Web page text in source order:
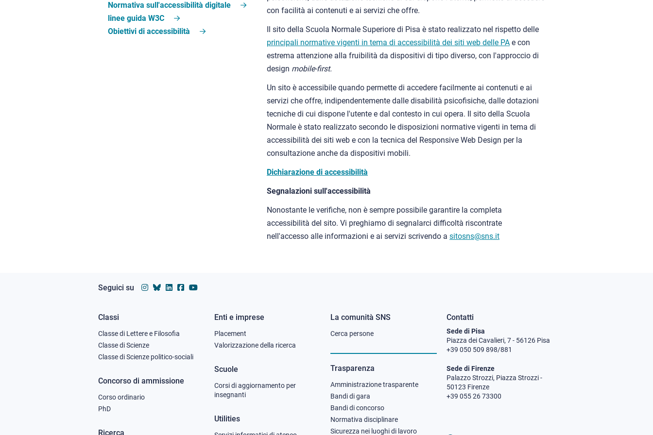
Normativa sull'accessibilità digitale
linee guida W3C
Obiettivi di accessibilità
con facilità ai contenuti e ai servizi che offre.
Il sito della Scuola Normale Superiore di Pisa è stato realizzato nel rispetto delle
principali normative vigenti in tema di accessibilità dei siti web delle PA e con
estrema attenzione alla fruibilità da dispositivi di tipo diverso, con l'approccio di
design mobile-first.
Un sito è accessibile quando permette di accedere facilmente ai contenuti e ai
servizi che offre, indipendentemente dalle disabilità psicofisiche, dalle dotazioni
tecniche di cui dispone l'utente e dal contesto in cui opera. Il sito della Scuola
Normale è stato realizzato secondo le disposizioni normative vigenti in tema di
accessibilità dei siti web e con la tecnica del Responsive Web Design per la
consultazione anche da dispositivi mobili.
Dichiarazione di accessibilità
Segnalazioni sull'accessibilità
Nonostante le verifiche, non è sempre possibile garantire la completa
accessibilità del sito. Vi preghiamo di segnalarci difficoltà riscontrate
nell'accesso alle informazioni e ai servizi scrivendo a sitosns@sns.it
Seguici su
Footer
column
Classi
Classe di Lettere e Filosofia
Classe di Scienze
Classe di Scienze politico-sociali
Concorso di ammissione
Corso ordinario
PhD
Ricerca
Footer
column
2
Enti e imprese
Placement
Valorizzazione della ricerca
Scuole
Corsi di aggiornamento per
insegnanti
Utilities
Footer
column
3
La comunità SNS
Cerca persone
Trasparenza
Amministrazione trasparente
Bandi di gara
Bandi di concorso
Normativa disciplinare
Sicurezza nei luoghi di lavoro
Contatti
Sede di Pisa
Piazza dei Cavalieri, 7 - 56126 Pisa
+39 050 509 898/881
Sede di Firenze
Palazzo Strozzi, Piazza Strozzi -
50123 Firenze
+39 055 26 73300